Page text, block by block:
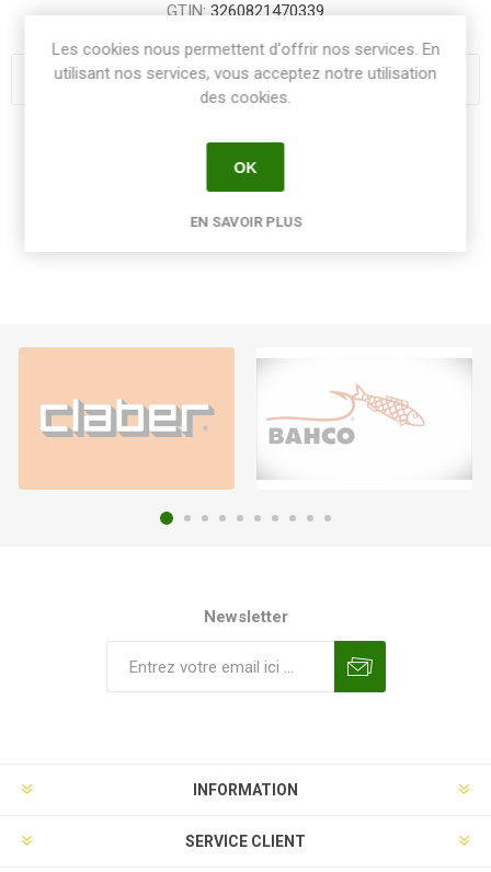
GTIN: 3260821470339
Share:
Newsletter
INFORMATION
SERVICE CLIENT
Les cookies nous permettent d'offrir nos services. En
utilisant nos services, vous acceptez notre utilisation
des cookies.
OK
EN SAVOIR PLUS